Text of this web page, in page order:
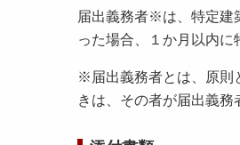
届出義務者※は、特定建
った場合、１か月以内に
※届出義務者とは、原則
きは、その者が届出義務